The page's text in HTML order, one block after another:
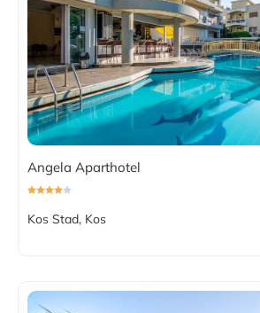
Angela Aparthotel
Kos Stad, Kos